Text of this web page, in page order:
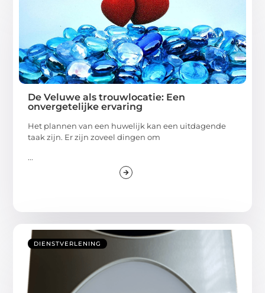
De Veluwe als trouwlocatie: Een
onvergetelijke ervaring
Het plannen van een huwelijk kan een uitdagende
taak zijn. Er zijn zoveel dingen om
...
DIENSTVERLENING